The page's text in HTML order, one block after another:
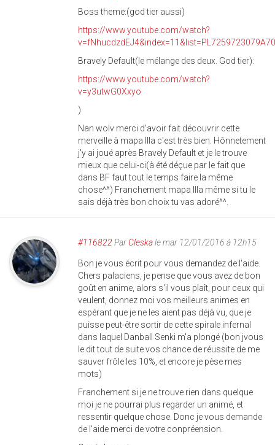
Boss theme:(god tier aussi)
https://www.youtube.com/watch?
Bravely Default(le mélange des deux. God tier):
https://www.youtube.com/watch?
v=y3utwG0Xxyo
)
Nan wolv merci d'avoir fait découvrir cette
merveille à mapa Illa c'est très bien. Hônnetement
j'y ai joué après Bravely Default et je le trouve
mieux que celui-ci(à été déçue par le fait que
dans BF faut tout le temps faire la même
chose^^) Franchement mapa Illa même si tu le
sais déjà très bon choix tu vas adoré^^.
#116822 Par Cleskale mar 12/01/2016 à 12h15
Bon je vous écrit pour vous demandez de l'aide.
Chers palaciens, je pense que vous avez de bon
goût en anime, alors s'il vous plaît, pour ceux qui
veulent, donnez moi vos meilleurs animes en
espérant que je ne les aient pas déjà vu, que je
puisse peut-être sortir de cette spirale infernal
dans laquel Danball Senki m'a plongé (bon jvous
le dit tout de suite vos chance de réussite de me
sauver frôle les 10%, et encore je pèse mes
mots)
Franchement si je ne trouve rien dans quelque
moi je ne pourrai plus regarder un animé, et
ressentir quelque chose. Donc je vous demande
de l'aide merci de votre conpréension.